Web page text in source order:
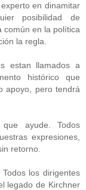
en dinamitar
posibilidad de
común en la política
la regla.
estan llamados a
histórico que
apoyo, pero tendrá
ayude. Todos
expresiones,
retorno.
los dirigentes
legado de Kirchner